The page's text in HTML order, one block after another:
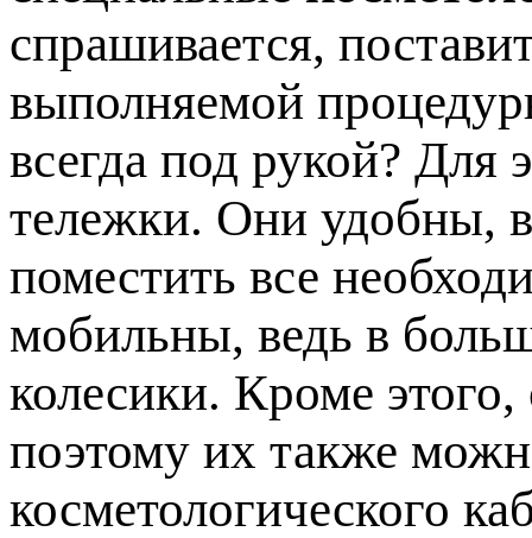
спрашивается,
выполняемой
всегда под рукой? Для
тележки. Они удобны,
поместить все
мобильны, ведь в
колесики. Кроме
поэтому их также
косметологического